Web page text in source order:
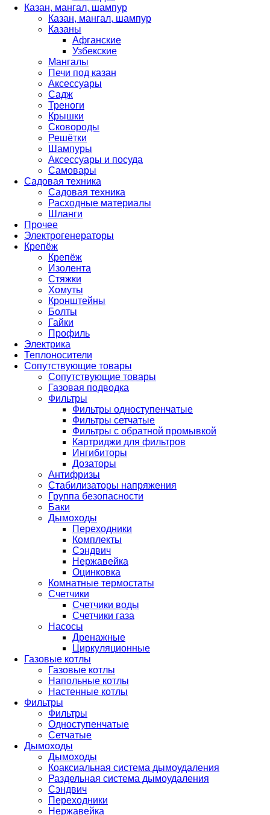
Казан, мангал, шампур
Казан, мангал, шампур
Казаны
Афганские
Узбекские
Мангалы
Печи под казан
Аксессуары
Садж
Треноги
Крышки
Сковороды
Решётки
Шампуры
Аксессуары и посуда
Самовары
Садовая техника
Садовая техника
Расходные материалы
Шланги
Прочее
Электрогенераторы
Крепёж
Крепёж
Изолента
Стяжки
Хомуты
Кронштейны
Болты
Гайки
Профиль
Электрика
Теплоносители
Сопутствующие товары
Сопутствующие товары
Газовая подводка
Фильтры
Фильтры одноступенчатые
Фильтры сетчатые
Фильтры с обратной промывкой
Картриджи для фильтров
Ингибиторы
Дозаторы
Антифризы
Стабилизаторы напряжения
Группа безопасности
Баки
Дымоходы
Переходники
Комплекты
Сэндвич
Нержавейка
Оцинковка
Комнатные термостаты
Счетчики
Счетчики воды
Счетчики газа
Насосы
Дренажные
Циркуляционные
Газовые котлы
Газовые котлы
Напольные котлы
Настенные котлы
Фильтры
Фильтры
Одноступенчатые
Сетчатые
Дымоходы
Дымоходы
Коаксиальная система дымоудаления
Раздельная система дымоудаления
Сэндвич
Переходники
Нержавейка